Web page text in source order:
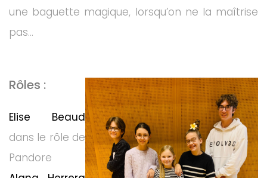
une baguette magique, lorsqu’on ne la maîtrise
pas…
Rôles :
Elise Beaud
dans le rôle de
Pandore